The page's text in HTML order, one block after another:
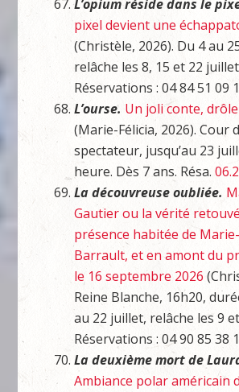
L’opium réside dans le
pixel devient une
(Christèle, 2026). Du 4 au
relâche les 8, 15 et 22
Réservations : 04 84 51 09
L’ourse. Un joli conte,
(Marie-Félicia, 2026). Cour
spectateur, jusqu’au 23
heure. Dès 7 ans. Résa.
La découvreuse oubliée.
Gautier ou la vérité
présence habitée de
Barrault, et en amont du
le 16 septembre 2026
Reine Blanche, 16h20,
au 22 juillet, relâche les 9
Réservations : 04 90 85 38
La deuxième mort de
Ambiance polar américain